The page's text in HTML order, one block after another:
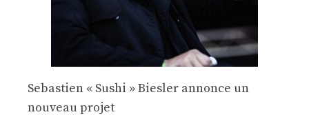
Sebastien « Sushi » Biesler annonce un
nouveau projet